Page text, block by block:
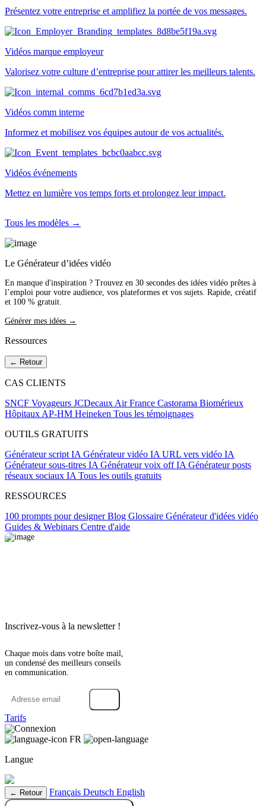
Présentez votre entreprise et amplifiez la portée de vos messages.
Vidéos marque employeur
Valorisez votre culture d’entreprise pour attirer les meilleurs talents.
Vidéos comm interne
Informez et mobilisez vos équipes autour de vos actualités.
Vidéos événements
Mettez en lumière vos temps forts et prolongez leur impact.
Tous les modèles →
Le Générateur d’idées vidéo
En manque d'inspiration ? Trouvez en 30 secondes des idées vidéo prêtes à
l’emploi pour votre audience, vos plateformes et vos sujets. Rapide, créatif
et 100 % gratuit.
Générer mes idées →
Ressources
← Retour
CAS CLIENTS
SNCF Voyageurs JCDecaux Air France Castorama Biomérieux
Hôpitaux AP-HM Heineken Tous les témoignages
OUTILS GRATUITS
Générateur script IA Générateur vidéo IA URL vers vidéo IA
Générateur sous-titres IA Générateur voix off IA Générateur posts
réseaux sociaux IA Tous les outils gratuits
RESSOURCES
100 prompts pour designerBlog Glossaire Générateur d'idées vidéo
Guides & Webinars Centre d'aide
Inscrivez-vous à la newsletter !
Chaque mois dans votre boîte mail,
un condensé des meilleurs conseils
en communication.
Tarifs
Connexion
FR
Langue
← Retour Français Deutsch English